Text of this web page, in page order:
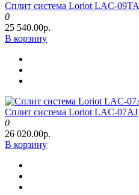
Сплит система Loriot LAC-09TA
0
25 540.00р.
В корзину
Сплит система Loriot LAC-07AJ
0
26 020.00р.
В корзину